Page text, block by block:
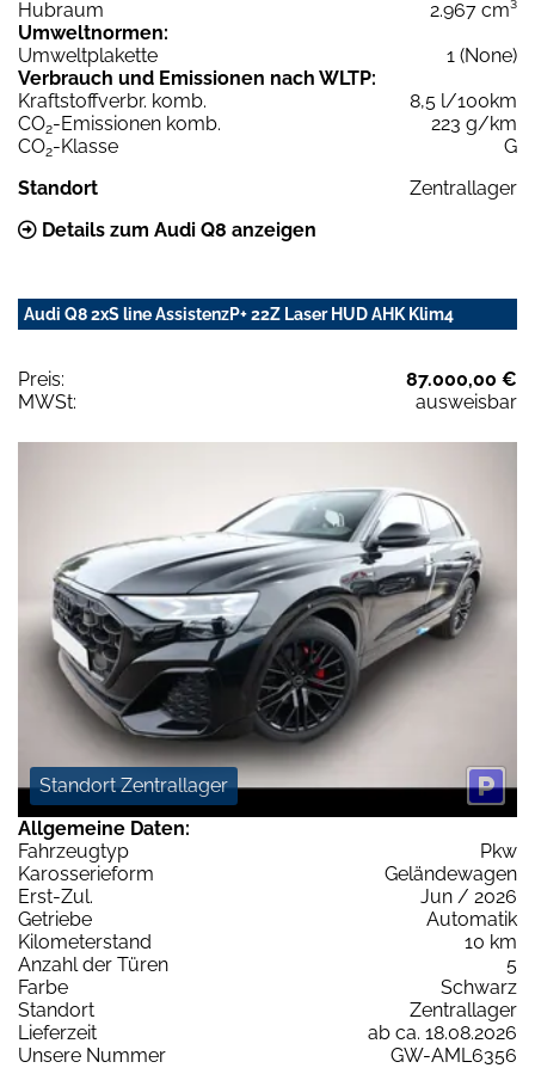
Hubraum
2.967 cm³
Umweltnormen:
Umweltplakette
1 (None)
Verbrauch und Emissionen nach WLTP:
Kraftstoffverbr. komb.
8,5 l/100km
CO2-Emissionen komb.
223 g/km
CO2-Klasse
G
Standort
Zentrallager
Details zum Audi Q8 anzeigen
Audi Q8 2xS line AssistenzP+ 22Z Laser HUD AHK Klim4
Preis:
87.000,00 €
MWSt:
ausweisbar
Standort Zentrallager
Allgemeine Daten:
Fahrzeugtyp
Pkw
Karosserieform
Geländewagen
Erst-Zul.
Jun / 2026
Getriebe
Automatik
Kilometerstand
10 km
Anzahl der Türen
5
Farbe
Schwarz
Standort
Zentrallager
Lieferzeit
ab ca. 18.08.2026
Unsere Nummer
GW-AML6356